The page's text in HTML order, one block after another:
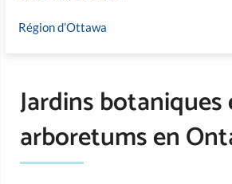
Région d’Ottawa
Jardins botaniques
arboretums en